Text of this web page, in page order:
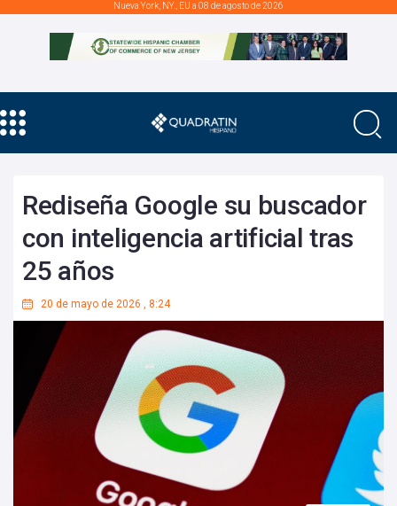
Nueva York, NY., EU a 08 de agosto de 2026
Rediseña Google su buscador
con inteligencia artificial tras
25 años
20 de mayo de 2026 , 8:24